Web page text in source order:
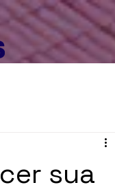
], "ph": [ null ] },
sua